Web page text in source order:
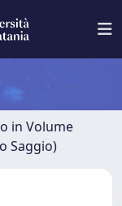
in Volume
Saggio)